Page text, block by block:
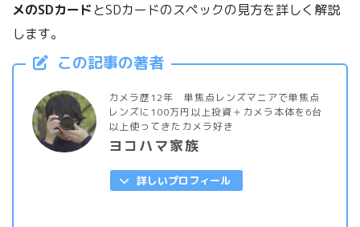
メのSDカードとSDカードのスペックの見方を詳しく解説
します。
この記事の著者
カメラ歴12年 単焦点レンズマニアで単焦点
レンズに100万円以上投資＋カメラ本体を6台
以上使ってきたカメラ好き
ヨコハマ家族
詳しいプロフィール